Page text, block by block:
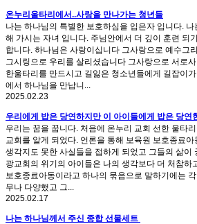
온누리울타리에서..사랑을 만나가는 청년들
나는 하나님의 특별한 보호하심을 입은자 입니다.
해 가시는 자녀 입니다. 주님안에서 더 깊이 훈련 되
합니다. 하나님은 사랑이십니다 그사랑으로 예수그
그시링으로 우리를 살리셨습니다 그사랑으로 서로
한울타리를 만드시고 길잃은 청소년들에게 길잡이
에서 하나님을 만납니...
2025.02.23
우리에게 밥은 당연하지만 이 아이들에게 밥은 당연
우리는 꿈을 꿉니다. 처음에 온누리 교회 선한 울타
교회를 알게 되었다. 언론을 통해 보육원 보호종료
생각지도 못한 사실들을 접하게 되었고 그들의 삶이
광교회의 위기의 아이들은 나의 생각보다 더 처참하
보호종료아동이라고 하나의 묶음으로 말하기에는
무나 다양했고 그...
2025.02.17
나는 하나님께서 주신 종합 선물세트